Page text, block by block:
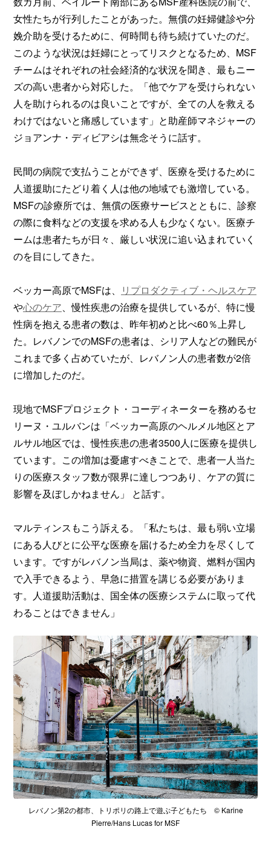
女性たちが行列したことがあった。無償の妊婦健診や分
娩介助を受けるために、何時間も待ち続けていたのだ。
このような状況は妊婦にとってリスクとなるため、MSF
チームはそれぞれの社会経済的な状況を聞き、最もニー
ズの高い患者から対応した。「他でケアを受けられない
人を助けられるのは良いことですが、全ての人を救える
わけではないと痛感しています」と助産師マネジャーの
ジョアンナ・ディビアシは無念そうに話す。
民間の病院で支払うことができず、医療を受けるために
人道援助にたどり着く人は他の地域でも激増している。
MSFの診療所では、無償の医療サービスとともに、診察
の際に食料などの支援を求める人も少なくない。医療チ
ームは患者たちが日々、厳しい状況に追い込まれていく
のを目にしてきた。
ベッカー高原でMSFは、
リプロダクティブ・ヘルスケア
や心のケア、慢性疾患の治療を提供しているが、特に慢
性病を抱える患者の数は、昨年初めと比べ60％上昇し
た。レバノンでのMSFの患者は、シリア人などの難民が
これまで多く占めていたが、レバノン人の患者数が2倍
に増加したのだ。
現地でMSFプロジェクト・コーディネーターを務めるセ
リーヌ・ユルバンは「ベッカー高原のヘルメル地区とア
ルサル地区では、慢性疾患の患者3500人に医療を提供し
ています。この増加は憂慮すべきことで、患者一人当た
りの医療スタッフ数が限界に達しつつあり、ケアの質に
影響を及ぼしかねません」 と話す。
マルティンスもこう訴える。「私たちは、最も弱い立場
にある人びとに公平な医療を届けるため全力を尽くして
います。ですがレバノン当局は、薬や物資、燃料が国内
で入手できるよう、早急に措置を講じる必要がありま
す。人道援助活動は、国全体の医療システムに取って代
わることはできません」
レバノン第2の都市、トリポリの路上で遊ぶ子どもたち © Karine
Pierre/Hans Lucas for MSF